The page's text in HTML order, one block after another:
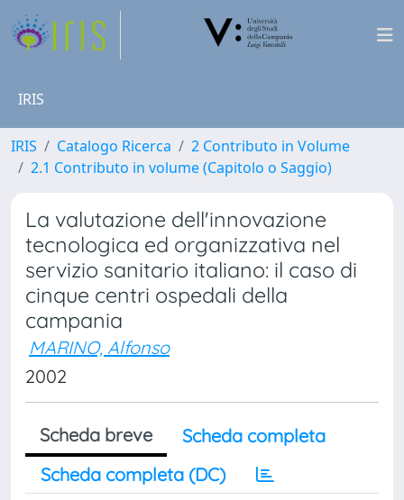
IRIS
IRIS Catalogo Ricerca
2 Contributo in Volume
2.1 Contributo in volume (Capitolo o Saggio)
La valutazione dell'innovazione
tecnologica ed organizzativa nel
servizio sanitario italiano: il caso di
cinque centri ospedali della
campania
MARINO, Alfonso
2002
Scheda breve
Scheda completa
Scheda completa (DC)